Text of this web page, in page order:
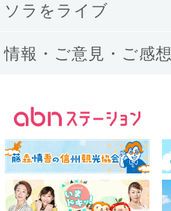
ソラをライブ
情報・ご意見・ご感想